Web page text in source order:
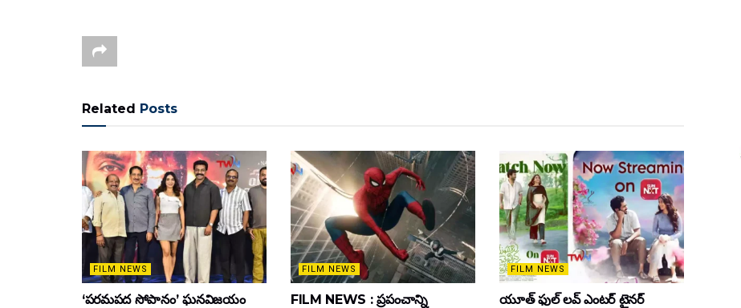
Related Posts
FILM NEWS
‘పరమపద సోపానం’ ఘనవిజయం
FILM NEWS
FILM NEWS : ప్రపంచాన్ని
FILM NEWS
యూత్ ఫుల్ లవ్ ఎంటర్ టైనర్